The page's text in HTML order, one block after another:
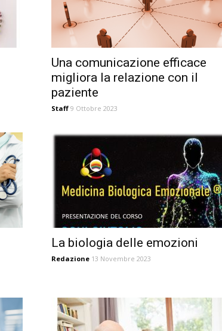
Una comunicazione efficace
migliora la relazione con il
paziente
Staff 9 Ottobre 2023
La biologia delle emozioni
Redazione 13 Novembre 2023